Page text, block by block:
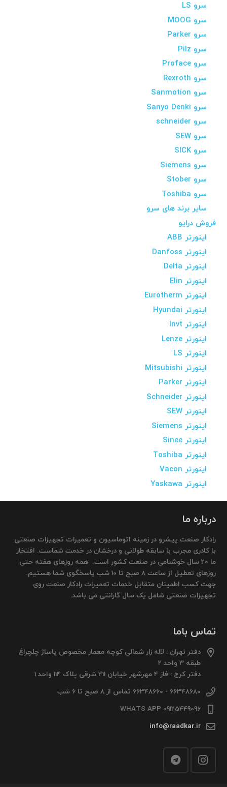
سرو LS
سرو MOOG
سرو Parker
سرو Pilz
سرو Proface
سرو Rexroth
سرو Sanmotion
سرو Sanyo Denki
سرو schneider
سرو SEW
سرو SICK
سرو Siemens
سرو Stober
سرو Toshiba
سایر برند های سرو
فروش درایو
اینورتر ABB
اینورتر Danfoss
اینورتر Delta
اینورتر Elin
اینورتر Eurotherm
اینورتر Hyundai
اینورتر Invt
اینورتر Lenze
اینورتر LS
اینورتر Mitsubishi
اینورتر Parker
اینورتر Schneider
اینورتر SEW
اینورتر Siemens
اینورتر Sinee
اینورتر Toshiba
اینورتر Vacon
اینورتر Yaskawa
درباره ما
رادکار صنعت پیشرو در زمینه اتوماسیون و تعمیرات تجهیزات صنعتی
با کادری مجرب با سابقه طولانی و درخشان در خدمت شماست. افتخار
ما 20 سال خوشنامی در صنعت کشور است. همه روزهای هفته حتی
روزهای تعطیل از ساعت 8 صبح تا 10 شب پاسخگوی شما هستیم.
جهت کسب اطمینان متقابل خدمات تعمیرات رادکار صنعت روی
تجهیزات صنعتی شامل یک سال گارانتی می باشد.
تماس باما
دفتر تهران : لاله زار شمالی کوچه معمار مخصوص پاساژ چلچراغ
طبقه 3 واحد 2
دفتر کرج : فاز 4 مهرشهر خیابان 411 شرقی پلاک 114 واحد 1
66348680 - 66348660 تماس از 8 صبح تا 6 شب
09125449096 WHATS APP
info@raadkar.ir